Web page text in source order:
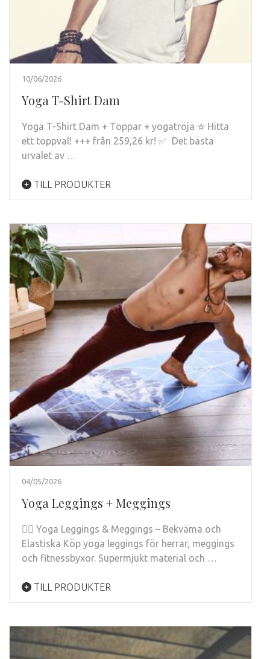
10/06/2026
Yoga T-Shirt Dam
Yoga T-Shirt Dam + Toppar + yogatröja ✮ Hitta
ett toppval! +++ från 259,26 kr! ✅ Det bästa
urvalet av …
TILL PRODUKTER
04/05/2026
Yoga Leggings + Meggings
🧘‍♂️ Yoga Leggings & Meggings – Bekväma och
Elastiska Köp yoga leggings för herrar, meggings
och fitnessbyxor. Supermjukt material och …
TILL PRODUKTER